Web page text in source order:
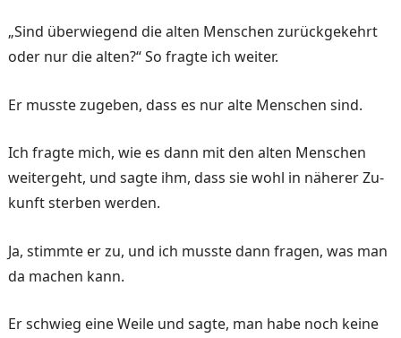
„Sind überwiegend die alten Menschen zurückgekehrt
oder nur die alten?“ So fragte ich weiter.
Er musste zugeben, dass es nur alte Menschen sind.
Ich fragte mich, wie es dann mit den alten Menschen
weitergeht, und sagte ihm, dass sie wohl in näherer Zu­
kunft sterben werden.
Ja, stimmte er zu, und ich musste dann fragen, was man
da ma­chen kann.
Er schwieg eine Weile und sagte, man habe noch keine